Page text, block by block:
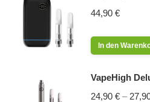
44,90 €
In den
VapeHigh
24,90 € –